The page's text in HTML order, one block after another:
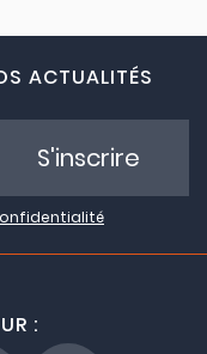
ACTUALITÉS
S'inscrire
: